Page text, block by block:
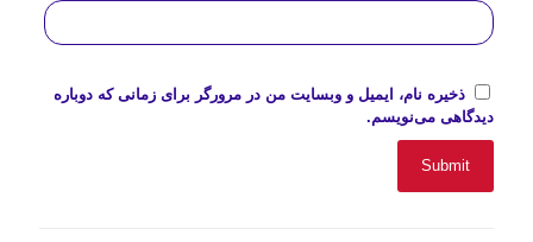
ذخیره نام، ایمیل و وبسایت من در مرورگر برای زمانی که دوباره
دیدگاهی می‌نویسم.